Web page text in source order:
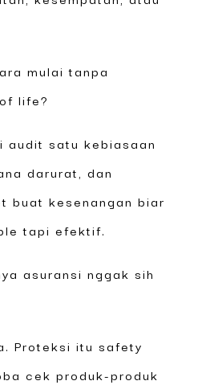
mulai tanpa
life?
audit satu kebiasaan
darurat, dan
buat kesenangan biar
tapi efektif.
asuransi nggak sih
Proteksi itu safety
cek produk-produk